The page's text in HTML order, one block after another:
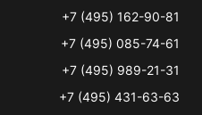
+7 (495) 162-90-81
+7 (495) 085-74-61
+7 (495) 989-21-31
+7 (495) 431-63-63